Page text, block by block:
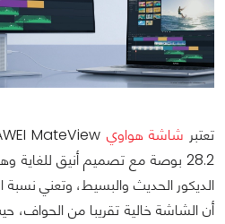
تعتبر شاشة هواوي
28.2 بوصة مع تصميم أنيق للغاية